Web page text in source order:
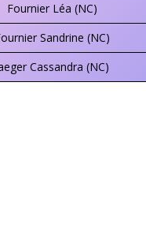
Fournier Léa (NC)
Sandrine (NC)
Cassandra (NC)